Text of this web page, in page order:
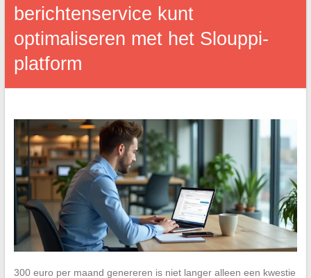
berichtenservice kunt
optimaliseren met het Slouppi-
platform
300 euro per maand genereren is niet langer alleen een kwestie